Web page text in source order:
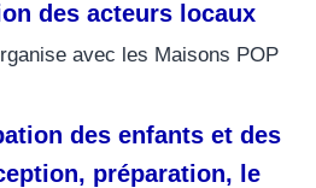
des acteurs locaux
avec les Maisons POP
des enfants et des
préparation, le